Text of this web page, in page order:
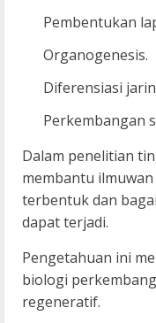
Pembentukan
Organogenesis.
Diferensiasi
Perkembangan
Dalam penelitian
membantu
terbentuk dan
dapat terjadi.
Pengetahuan ini
biologi
regeneratif.